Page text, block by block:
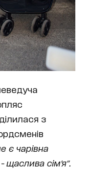
з
є чарівна
сім'я".